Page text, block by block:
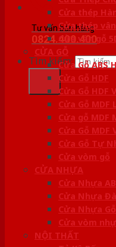
Tư vấn bán hàng
0824.400.400
Tìm kiếm:
Cửa thép
Cửa thép
Cửa vân gỗ
CỬA GỖ
Cửa Gỗ ABS
Cửa Gỗ HDF
Cửa Gỗ HDF
Cửa Gỗ MDF
Cửa gỗ MDF
Cửa Gỗ MDF
Cửa Gỗ Tự
Cửa vòm gỗ
CỬA NHỰA
Cửa Nhựa
Cửa Nhựa
Cửa Nhựa
Cửa vòm
NỘI THẤT